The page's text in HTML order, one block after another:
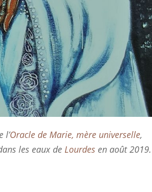
l’Oracle de Marie, mère universelle,
les eaux deLourdes en août 2019.